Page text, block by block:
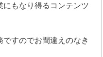
にもなり得るコンテンツ
すのでお間違えのなき